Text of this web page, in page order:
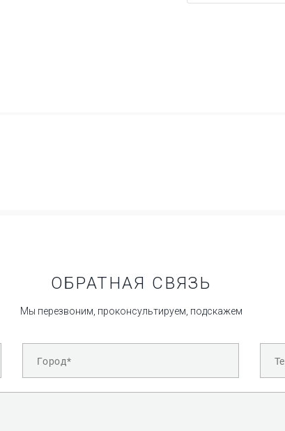
ОБРАТНАЯ СВЯЗЬ
Мы перезвоним, проконсультируем, подскажем